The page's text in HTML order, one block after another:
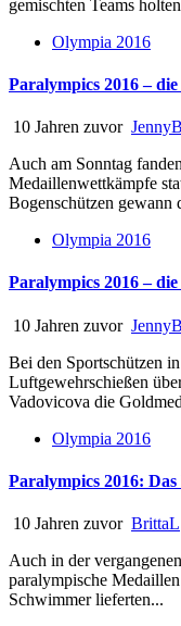
gemischten Teams
Olympia 2016
Paralympics 2016 –
10 Jahren zuvor
Auch am Sonntag
Medaillenwettkämpfe
Bogenschützen gewann
Olympia 2016
Paralympics 2016 –
10 Jahren zuvor
Bei den Sportschützen
Luftgewehrschießen
Vadovicova die
Olympia 2016
Paralympics 2016:
10 Jahren zuvor BrittaL
Auch in der
paralympische
Schwimmer lieferten...